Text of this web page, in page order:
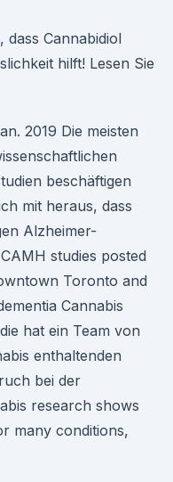
dass Cannabidiol
hilft! Lesen Sie
2019 Die meisten
beschäftigen
mit heraus, dass
Alzheimer-
studies posted
Toronto and
Cannabis
hat ein Team von
enthaltenden
bei der
research shows
many conditions,